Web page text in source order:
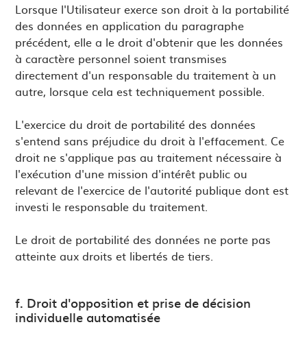
Lorsque l'Utilisateur exerce son droit à la portabilité
des données en application du paragraphe
précédent, elle a le droit d'obtenir que les données
à caractère personnel soient transmises
directement d'un responsable du traitement à un
autre, lorsque cela est techniquement possible.
L'exercice du droit de portabilité des données
s'entend sans préjudice du droit à l'effacement. Ce
droit ne s'applique pas au traitement nécessaire à
l'exécution d'une mission d'intérêt public ou
relevant de l'exercice de l'autorité publique dont est
investi le responsable du traitement.
Le droit de portabilité des données ne porte pas
atteinte aux droits et libertés de tiers.
f. Droit d'opposition et prise de décision
individuelle automatisée